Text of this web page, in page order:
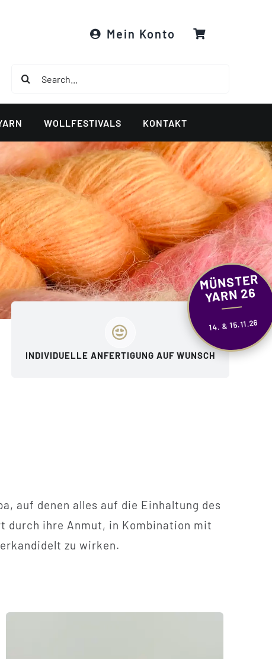
Mein Konto
WOLLFESTIVALS KONTAKT
INDIVIDUELLE ANFERTIGUNG AUF WUNSCH
MÜNSTER
YARN 26
14. & 15.11.26
auf denen alles auf die Einhaltung des
durch ihre Anmut, in Kombination mit
zu wirken.